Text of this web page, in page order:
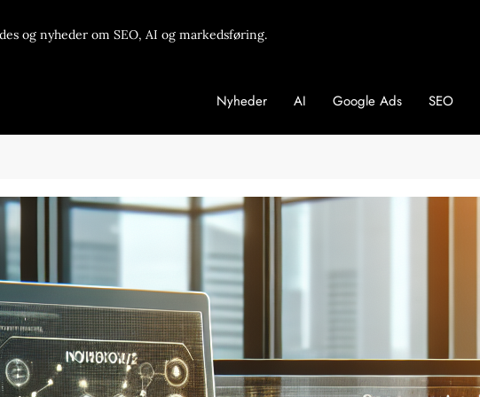
og nyheder om SEO, AI og markedsføring.
Nyheder AI Google Ads SEO